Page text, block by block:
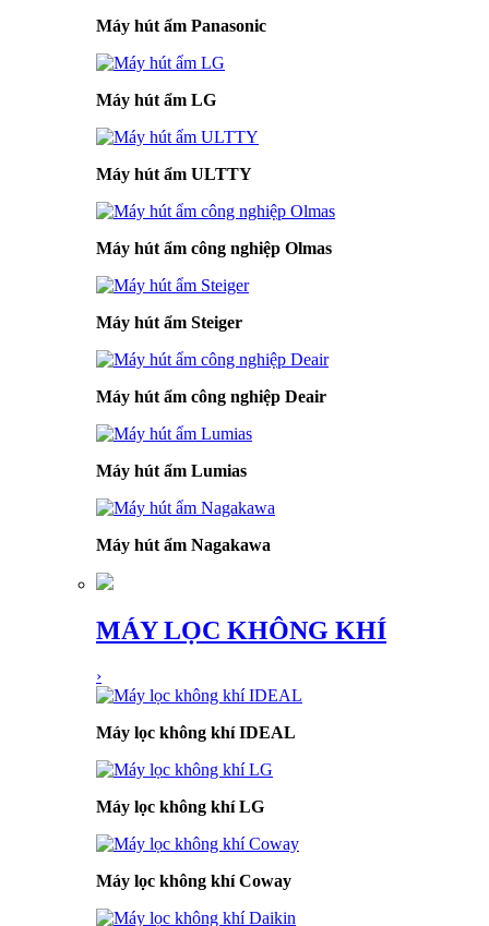
Máy hút ẩm Panasonic
Máy hút ẩm LG
Máy hút ẩm ULTTY
Máy hút ẩm công nghiệp Olmas
Máy hút ẩm Steiger
Máy hút ẩm công nghiệp Deair
Máy hút ẩm Lumias
Máy hút ẩm Nagakawa
MÁY LỌC KHÔNG KHÍ
›
Máy lọc không khí IDEAL
Máy lọc không khí LG
Máy lọc không khí Coway